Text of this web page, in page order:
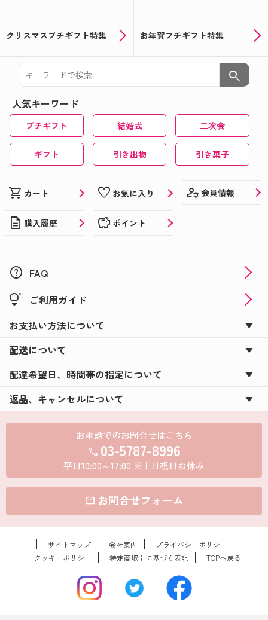
クリスマスプチギフト特集 お年賀プチギフト特集
search
人気キーワード
プチギフト 結婚式 二次会
ギフト 引き出物 引き菓子
shopping_cart カート favorite お気に入り manage_accounts 会員情報
description 購入履歴 savings ポイント
help FAQ
tips_and_updates ご利用ガイド
お支払い方法について
配送について
配達希望日、時間帯の指定について
返品、キャンセルについて
お電話でのお問合せはこちら
call 03-5787-8996
平日10:00～17:00 ※土日祝日お休み
mail お問合せフォーム
サイトマップ 会社案内
プライバシーポリシー
クッキーポリシー
特定商取引に基づく表記 TOPへ戻る